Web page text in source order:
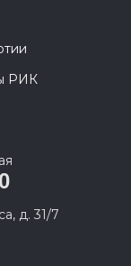
РИК
д. 31/7